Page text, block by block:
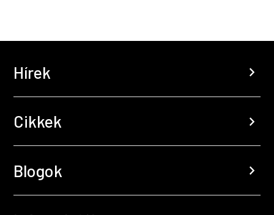
Hírek chevron_right
Cikkek chevron_right
Blogok chevron_right